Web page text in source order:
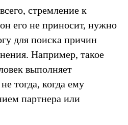
стремление к
его не приносит, нужно
для поиска причин
Например, такое
выполняет
тогда, когда ему
партнера или